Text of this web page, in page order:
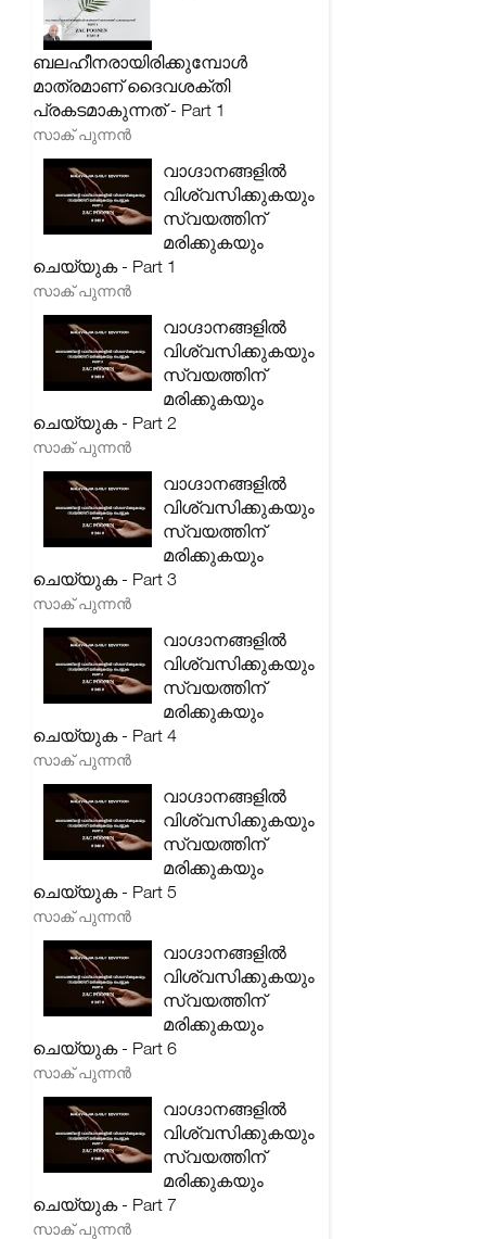
ബലഹീനരായിരിക്കുമ്പോൾ
മാത്രമാണ് ദൈവശക്തി
പ്രകടമാകുന്നത് - Part 1
സാക് പുന്നൻ
വാഗ്ദാനങ്ങളിൽ
വിശ്വസിക്കുകയും
സ്വയത്തിന്
മരിക്കുകയും
ചെയ്യുക - Part 1
സാക് പുന്നൻ
വാഗ്ദാനങ്ങളിൽ
വിശ്വസിക്കുകയും
സ്വയത്തിന്
മരിക്കുകയും
ചെയ്യുക - Part 2
സാക് പുന്നൻ
വാഗ്ദാനങ്ങളിൽ
വിശ്വസിക്കുകയും
സ്വയത്തിന്
മരിക്കുകയും
ചെയ്യുക - Part 3
സാക് പുന്നൻ
വാഗ്ദാനങ്ങളിൽ
വിശ്വസിക്കുകയും
സ്വയത്തിന്
മരിക്കുകയും
ചെയ്യുക - Part 4
സാക് പുന്നൻ
വാഗ്ദാനങ്ങളിൽ
വിശ്വസിക്കുകയും
സ്വയത്തിന്
മരിക്കുകയും
ചെയ്യുക - Part 5
സാക് പുന്നൻ
വാഗ്ദാനങ്ങളിൽ
വിശ്വസിക്കുകയും
സ്വയത്തിന്
മരിക്കുകയും
ചെയ്യുക - Part 6
സാക് പുന്നൻ
വാഗ്ദാനങ്ങളിൽ
വിശ്വസിക്കുകയും
സ്വയത്തിന്
മരിക്കുകയും
ചെയ്യുക - Part 7
സാക് പുന്നൻ